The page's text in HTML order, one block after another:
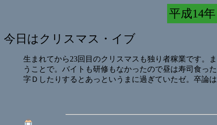
平成14
今日はクリスマス・イブ
生まれてから23回目のクリスマスも独り者稼業です。
うことで。バイトも研修もなかったので昼は寿司食っ
字Ｄしたりするとあっというまに過ぎていたゼ。卒論